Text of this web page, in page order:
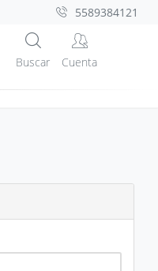
5589384121
Buscar Cuenta